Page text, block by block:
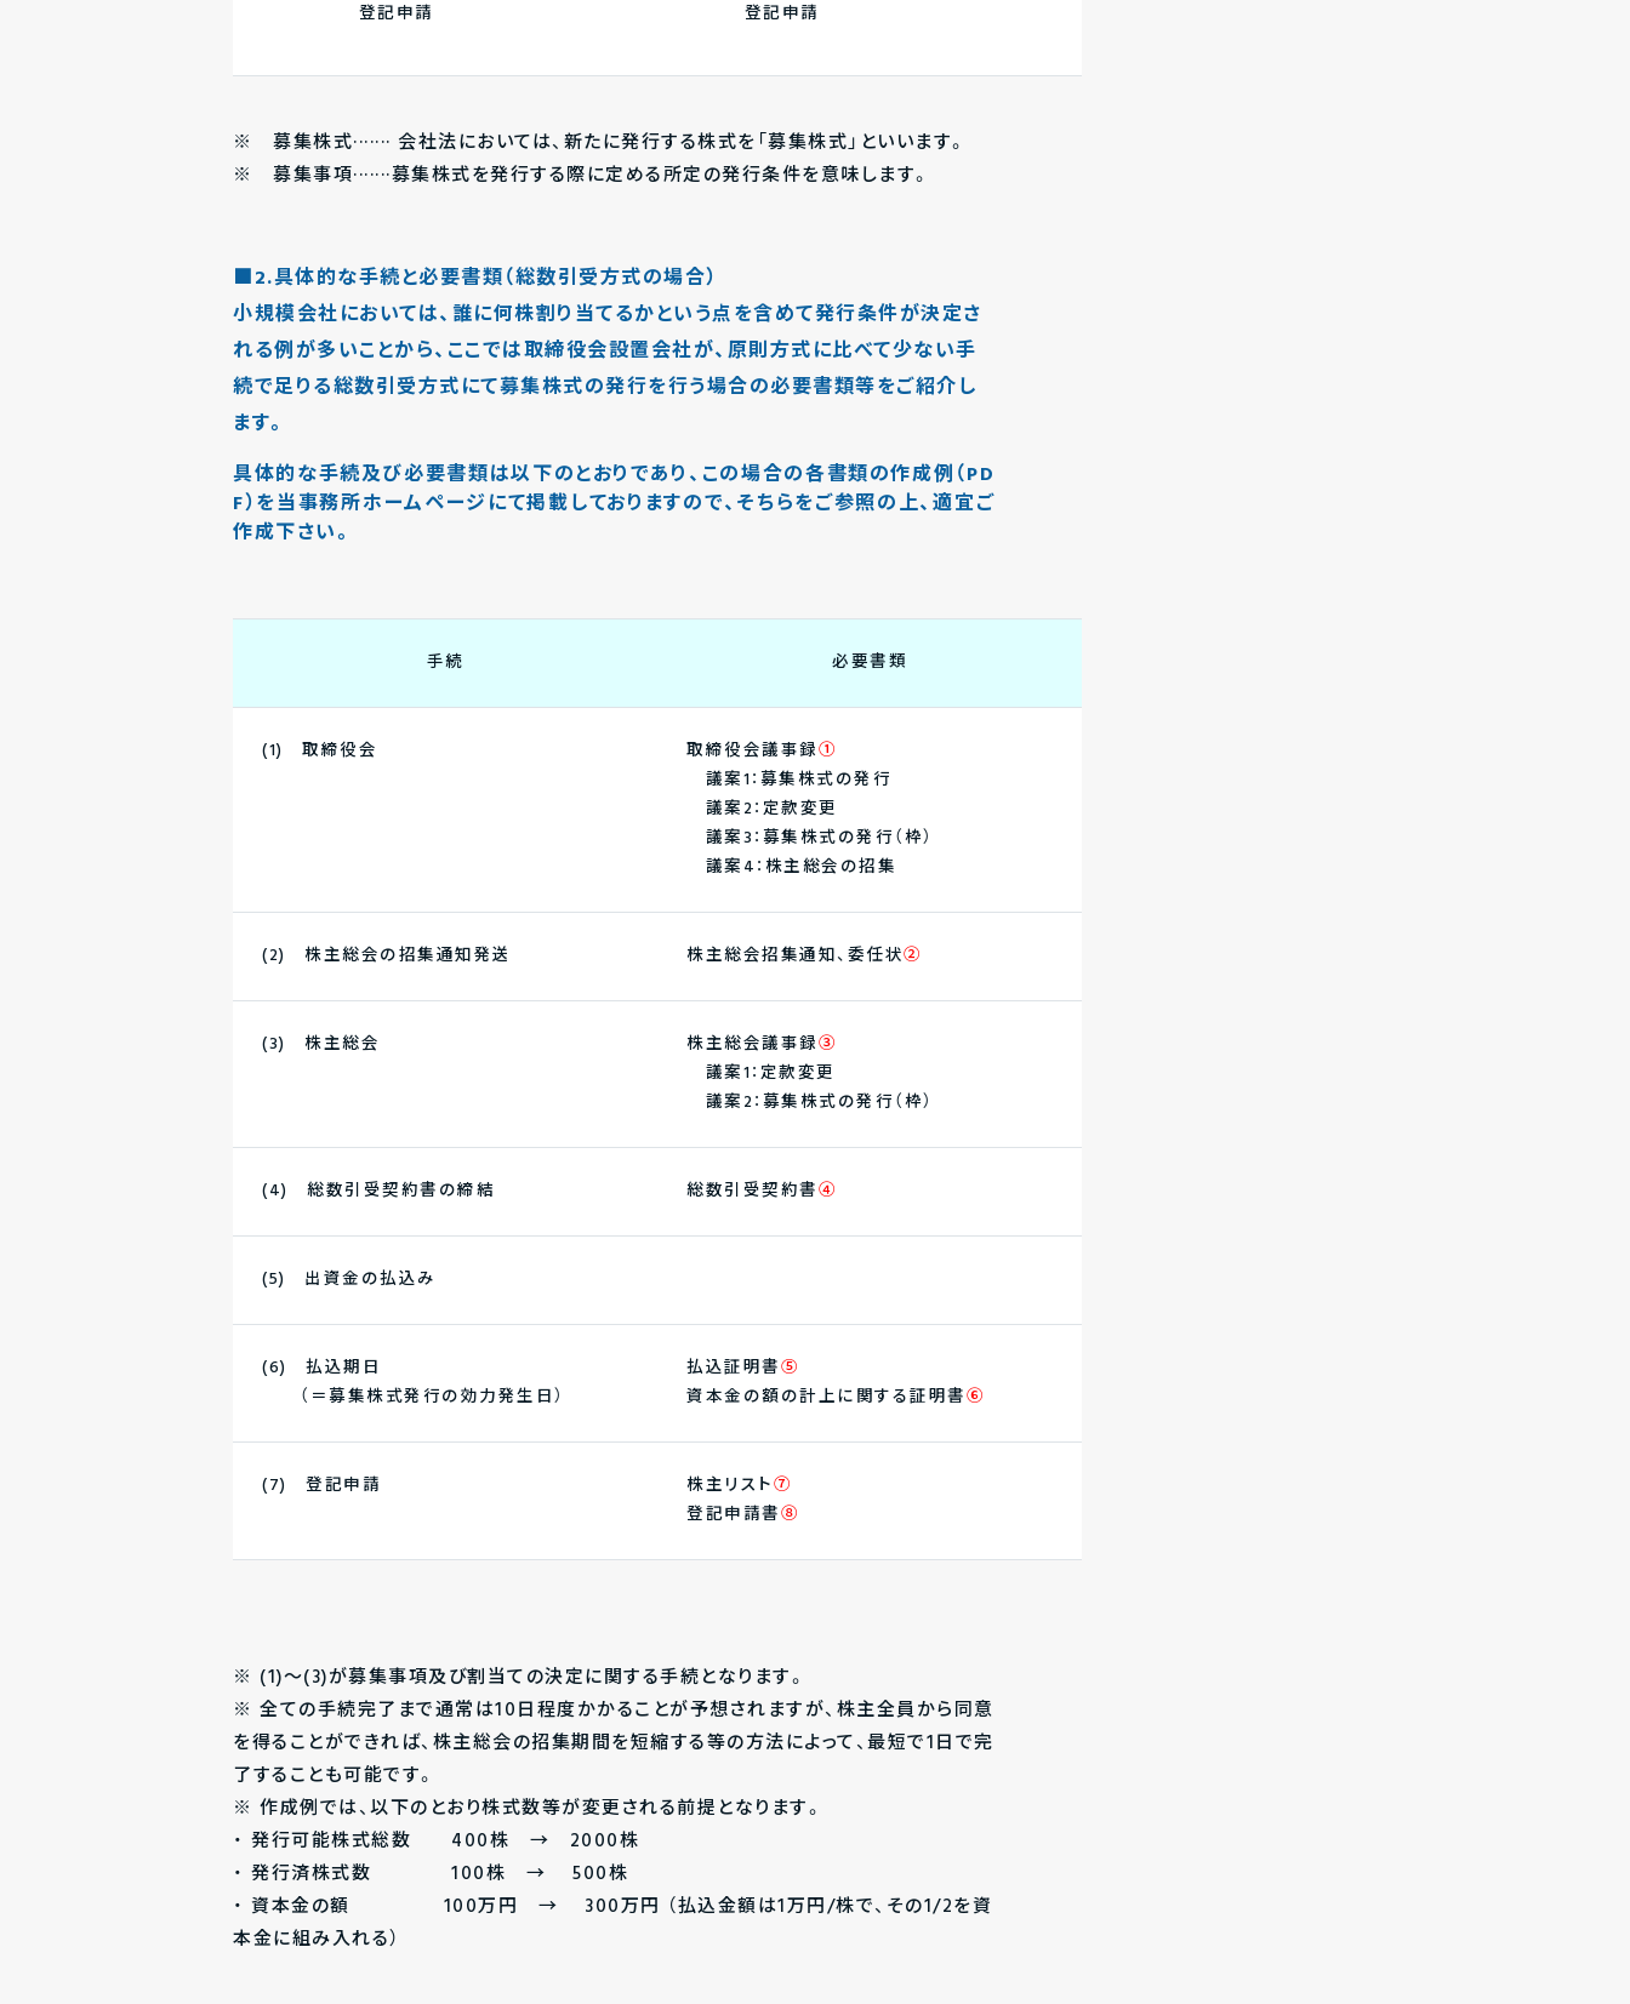
登記申請 登記申請
※ 募集株式······· 会社法においては、新たに発行する株式を「募集株式」といいます。
※ 募集事項·······募集株式を発行する際に定める所定の発行条件を意味します。
■2.具体的な手続と必要書類（総数引受方式の場合）
小規模会社においては、誰に何株割り当てるかという点を含めて発行条件が決定さ
れる例が多いことから、ここでは取締役会設置会社が、原則方式に比べて少ない手
続で足りる総数引受方式にて募集株式の発行を行う場合の必要書類等をご紹介し
ます。
具体的な手続及び必要書類は以下のとおりであり、この場合の各書類の作成例（PD
F）を当事務所ホームページにて掲載しておりますので、そちらをご参照の上、適宜ご
作成下さい。
手続 必要書類
(1) 取締役会 取締役会議事録①
議案1：募集株式の発行
議案2：定款変更
議案3：募集株式の発行（枠）
議案4：株主総会の招集
(2) 株主総会の招集通知発送 株主総会招集通知、委任状②
(3) 株主総会 株主総会議事録③
議案1：定款変更
議案2：募集株式の発行（枠）
(4) 総数引受契約書の締結 総数引受契約書④
(5) 出資金の払込み
(6) 払込期日
（＝募集株式発行の効力発生日）
払込証明書⑤
資本金の額の計上に関する証明書⑥
(7) 登記申請 株主リスト⑦
登記申請書⑧
※ (1)～(3)が募集事項及び割当ての決定に関する手続となります。
※ 全ての手続完了まで通常は10日程度かかることが予想されますが、株主全員から同意
を得ることができれば、株主総会の招集期間を短縮する等の方法によって、最短で1日で完
了することも可能です。
※ 作成例では、以下のとおり株式数等が変更される前提となります。
・ 発行可能株式総数 400株 → 2000株
・ 発行済株式数 100株 → 500株
・ 資本金の額 100万円 → 300万円 （払込金額は1万円/株で、その1/2を資
本金に組み入れる）